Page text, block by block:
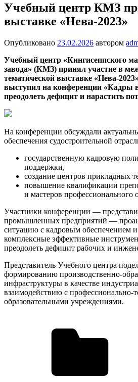
Учебный центр КМЗ
выставке «Нева-2023»
Опубликовано 23.02.2026 автором
Учебный центр «Кингисеппского
завода» (КМЗ) принял участие в
тематической выставке «Нева-
выступил на конференции «Кадры в
преодолеть дефицит и нарастить
На конференции обсуждали
обеспечения судостроительной
государственную кадровую
поддержки,
создание центров прикладных
повышение квалификации
и мастеров профессионального
Участники конференции —
промышленных предприятий —
ситуацию с кадровым обеспечением
комплексные эффективные
преодолеть дефицит рабочих и
Представитель Учебного центра
формированию производственно-
инфраструктуры в качестве
взаимодействию с профессионально-
образовательными учреждениями.